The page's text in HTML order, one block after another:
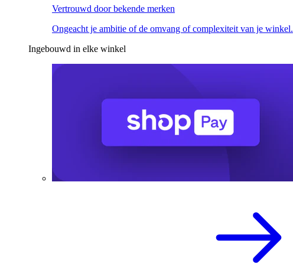
Vertrouwd door bekende merken
Ongeacht je ambitie of de omvang of complexiteit van je winkel.
Ingebouwd in elke winkel